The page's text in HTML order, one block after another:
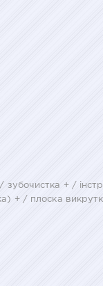
+ /
+ / плоска